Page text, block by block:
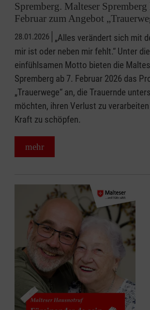
Spremberg. Malteser Spremberg
Februar zum Angebot
28.01.2026 „Alles verändert sich mit
mir ist oder neben mir fehlt.“ Unter
einfühlsamen Motto bieten die
Spremberg ab 7. Februar 2026 das
„Trauerwege“ an, die Trauernde
möchten, ihren Verlust zu
Kraft zu schöpfen.
mehr